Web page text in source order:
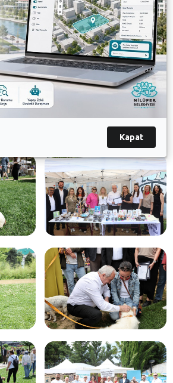
etkinlikte stant açarak
ve farkındalık çalışmalarına
da teşekkür belgesi
Şenliği, yeni yuvalarına
ve ailelerinin renkli
devam etti.
Kapat